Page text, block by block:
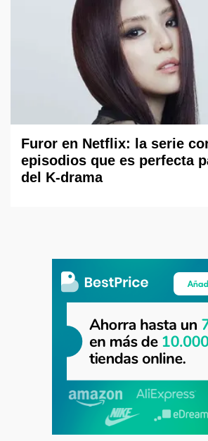
Furor en Netflix: la serie
episodios que es perfecta
del K-drama